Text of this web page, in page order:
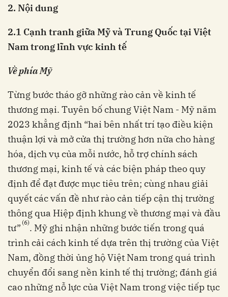
2. Nội dung
2.1 Cạnh tranh giữa Mỹ và Trung Quốc tại Việt
Nam trong lĩnh vực kinh tế
Về phía Mỹ
Từng bước tháo gỡ những rào cản về kinh tế
thương mại. Tuyên bố chung Việt Nam - Mỹ năm
2023 khẳng định “hai bên nhất trí tạo điều kiện
thuận lợi và mở cửa thị trường hơn nữa cho hàng
hóa, dịch vụ của mỗi nước, hỗ trợ chính sách
thương mại, kinh tế và các biện pháp theo quy
định để đạt được mục tiêu trên; cùng nhau giải
quyết các vấn đề như rào cản tiếp cận thị trường
thông qua Hiệp định khung về thương mại và đầu
tư” (6). Mỹ ghi nhận những bước tiến trong quá
trình cải cách kinh tế dựa trên thị trường của Việt
Nam, đồng thời ủng hộ Việt Nam trong quá trình
chuyển đổi sang nền kinh tế thị trường; đánh giá
cao những nỗ lực của Việt Nam trong việc tiếp tục